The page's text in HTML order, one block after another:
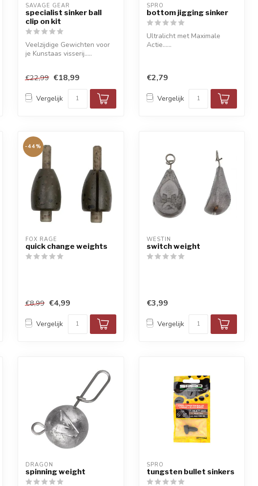
SAVAGE GEAR
specialist sinker ball
clip on kit
Veelzijdige Gewichten voor
je Kunstaas visserij.....
€22,99 €18,99
Vergelijk
SPRO
bottom jigging sinker
Ultralicht met Maximale
Actie......
€2,79
Vergelijk
-44%
FOX RAGE
quick change weights
€8,99 €4,99
Vergelijk
WESTIN
switch weight
€3,99
Vergelijk
DRAGON
spinning weight
SPRO
tungsten bullet sinkers